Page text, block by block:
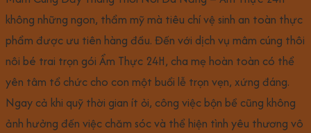
không những ngon, thẩm mỹ mà tiêu chí vệ sinh an toàn thực
phẩm được ưu tiên hàng đầu. Đến với dịch vụ mâm cúng thôi
nôi bé trai trọn gói Ẩm Thực 24H, cha mẹ hoàn toàn có thể
yên tâm tổ chức cho con một buổi lễ trọn vẹn, xứng đáng.
Ngay cả khi quỹ thời gian ít ỏi, công việc bộn bề cũng không
ảnh hưởng đến việc chăm sóc và thể hiện tình yêu thương vô